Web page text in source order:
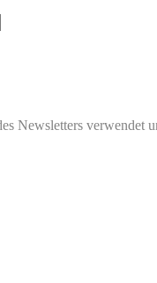
Newsletters verwendet